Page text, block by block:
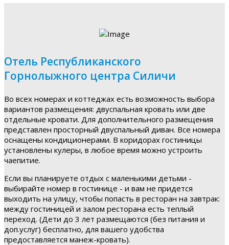
Отель Республиканского
Горнолыжного центра Силичи
Во всех номерах и коттеджах есть возможность выбора
вариантов размещения: двуспальная кровать или две
отдельные кровати. Для дополнительного размещения
представлен просторный двуспальный диван. Все номера
оснащены кондиционерами. В коридорах гостиницы
установлены кулеры, в любое время можно устроить
чаепитие.
Если вы планируете отдых с маленькими детьми -
выбирайте номер в гостинице - и вам не придется
выходить на улицу, чтобы попасть в ресторан на завтрак:
между гостиницей и залом ресторана есть теплый
переход. (Дети до 3 лет размещаются (без питания и
доп.услуг) бесплатно, для вашего удобства
предоставляется манеж-кровать).